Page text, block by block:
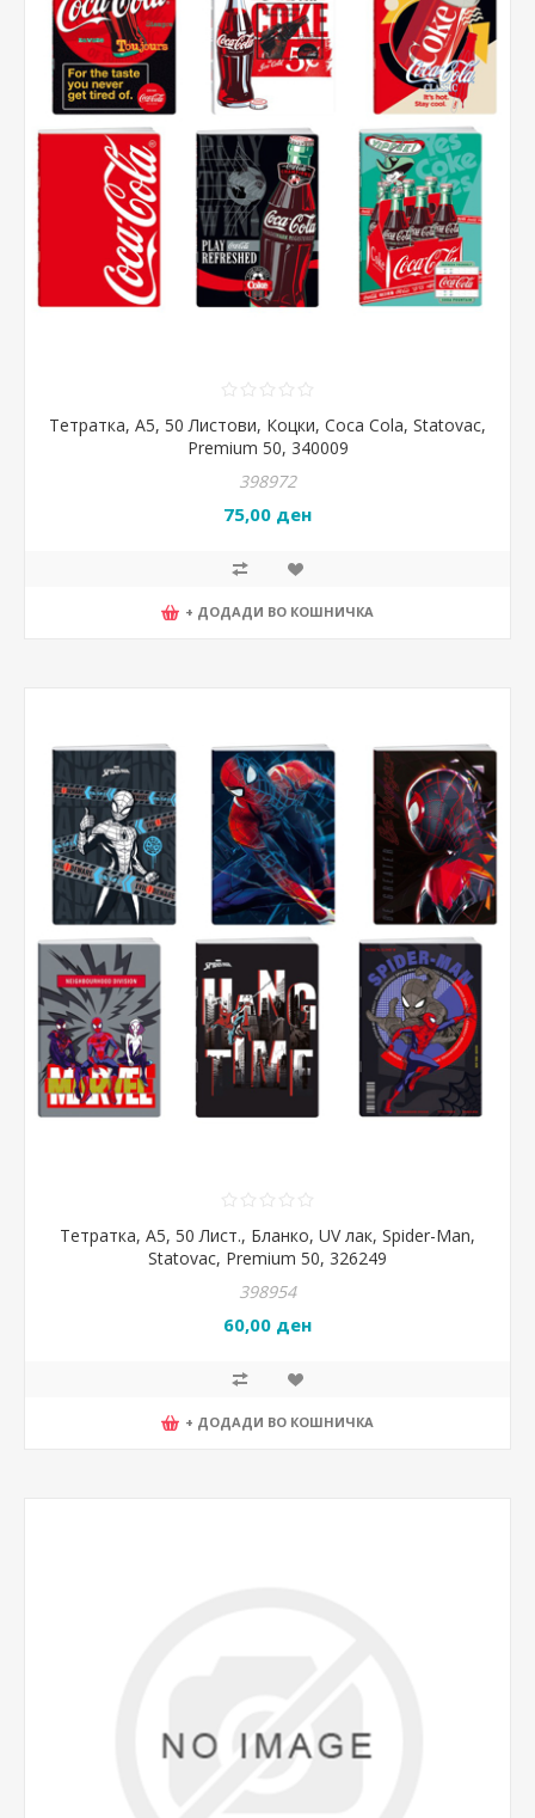
Тетратка, А5, 50 Листови, Коцки, Coca Cola, Statovac,
Premium 50, 340009
398972
75,00 ден
+ ДОДАДИ ВО КОШНИЧКА
Тетратка, А5, 50 Лист., Бланко, UV лак, Spider-Man,
Statovac, Premium 50, 326249
398954
60,00 ден
+ ДОДАДИ ВО КОШНИЧКА